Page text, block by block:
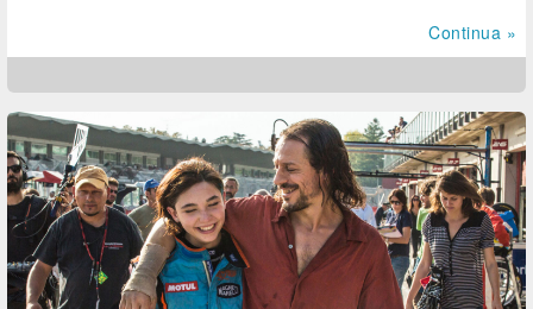
Continua »